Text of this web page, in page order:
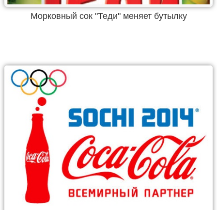
Морковный сок "Теди" меняет бутылку